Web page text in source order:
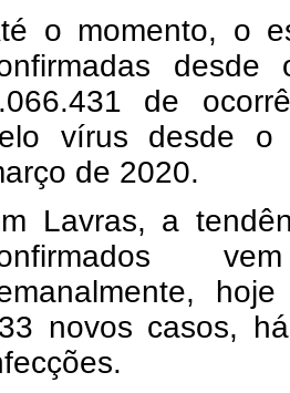
o momento, o
de
vírus desde o
de 2020.
Lavras, a
novos casos,